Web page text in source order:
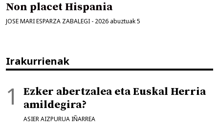
Non placet Hispania
JOSE MARI ESPARZA ZABALEGI - 2026 abuztuak 5
Irakurrienak
Ezker abertzalea eta Euskal Herria
amildegira?
ASIER AIZPURUA IÑARREA